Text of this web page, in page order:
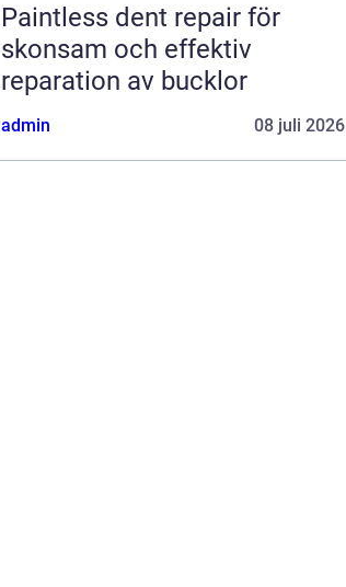
Paintless dent repair för
skonsam och effektiv
reparation av bucklor
admin 08 juli 2026